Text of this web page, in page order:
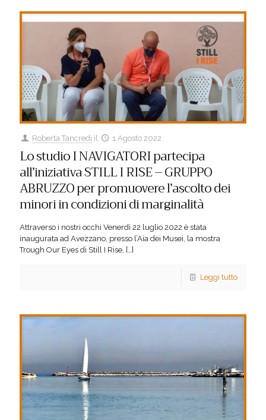
Roberta Tancredi il 1 Agosto 2022
Lo studio I NAVIGATORI partecipa
all’iniziativa STILL I RISE – GRUPPO
ABRUZZO per promuovere l’ascolto dei
minori in condizioni di marginalità
Attraverso i nostri occhi Venerdì 22 luglio 2022 è stata
inaugurata ad Avezzano, presso l’Aia dei Musei, la mostra
Trough Our Eyes di Still I Rise, […]
Leggi tutto